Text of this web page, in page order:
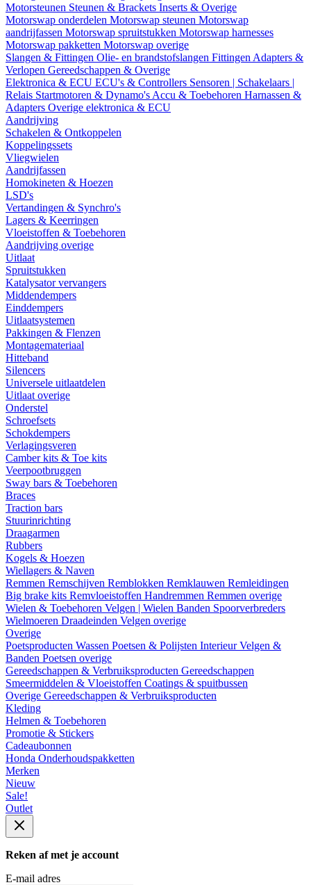
Motorsteunen Steunen & Brackets Inserts & Overige
Motorswap onderdelen Motorswap steunen Motorswap
aandrijfassen Motorswap spruitstukken Motorswap harnesses
Motorswap pakketten Motorswap overige
Slangen & Fittingen Olie- en brandstofslangen Fittingen Adapters &
Verlopen Gereedschappen & Overige
Elektronica & ECU ECU's & Controllers Sensoren | Schakelaars |
Relais Startmotoren & Dynamo's Accu & Toebehoren Harnassen &
Adapters Overige elektronica & ECU
Aandrijving
Schakelen & Ontkoppelen
Koppelingssets
Vliegwielen
Aandrijfassen
Homokineten & Hoezen
LSD's
Vertandingen & Synchro's
Lagers & Keerringen
Vloeistoffen & Toebehoren
Aandrijving overige
Uitlaat
Spruitstukken
Katalysator vervangers
Middendempers
Einddempers
Uitlaatsystemen
Pakkingen & Flenzen
Montagemateriaal
Hitteband
Silencers
Universele uitlaatdelen
Uitlaat overige
Onderstel
Schroefsets
Schokdempers
Verlagingsveren
Camber kits & Toe kits
Veerpootbruggen
Sway bars & Toebehoren
Braces
Traction bars
Stuurinrichting
Draagarmen
Rubbers
Kogels & Hoezen
Wiellagers & Naven
Remmen Remschijven Remblokken Remklauwen Remleidingen
Big brake kits Remvloeistoffen Handremmen Remmen overige
Wielen & Toebehoren Velgen | Wielen Banden Spoorverbreders
Wielmoeren Draadeinden Velgen overige
Overige
Poetsproducten Wassen Poetsen & Polijsten InterieurVelgen &
Banden Poetsen overige
Gereedschappen & Verbruiksproducten Gereedschappen
Smeermiddelen & Vloeistoffen Coatings & spuitbussen
Overige Gereedschappen & Verbruiksproducten
Kleding
Helmen & Toebehoren
Promotie & Stickers
Cadeaubonnen
Honda Onderhoudspakketten
Merken
Nieuw
Sale!
Outlet
Reken af met je account
E-mail adres